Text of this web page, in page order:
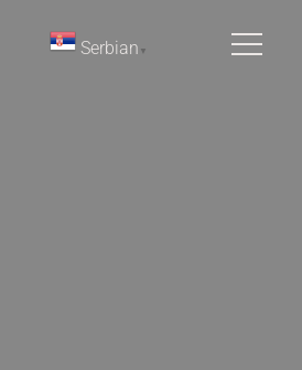
Serbian ▼